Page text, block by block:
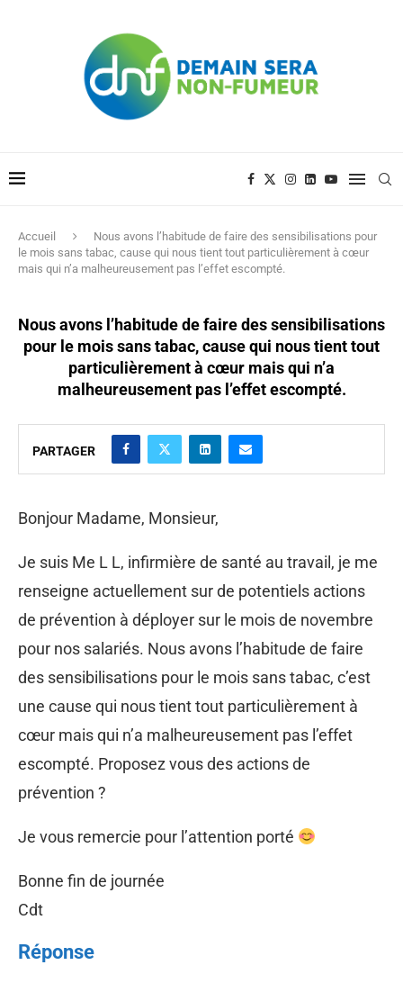
Accueil
Nous avons l’habitude de faire des sensibilisations pour
le mois sans tabac, cause qui nous tient tout particulièrement à cœur
mais qui n’a malheureusement pas l’effet escompté.
Nous avons l’habitude de faire des sensibilisations
pour le mois sans tabac, cause qui nous tient tout
particulièrement à cœur mais qui n’a
malheureusement pas l’effet escompté.
PARTAGER
Bonjour Madame, Monsieur,
Je suis Me L L, infirmière de santé au travail, je me
renseigne actuellement sur de potentiels actions
de prévention à déployer sur le mois de novembre
pour nos salariés. Nous avons l’habitude de faire
des sensibilisations pour le mois sans tabac, c’est
une cause qui nous tient tout particulièrement à
cœur mais qui n’a malheureusement pas l’effet
escompté. Proposez vous des actions de
prévention ?
Je vous remercie pour l’attention porté
Bonne fin de journée
Cdt
Réponse